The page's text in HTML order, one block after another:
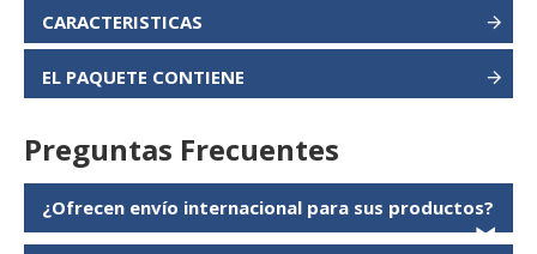
CARACTERISTICAS
EL PAQUETE CONTIENE
Preguntas Frecuentes
¿Ofrecen envío internacional para sus productos?
❯